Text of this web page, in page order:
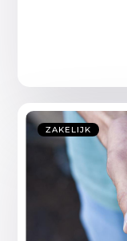
ZAKELIJK